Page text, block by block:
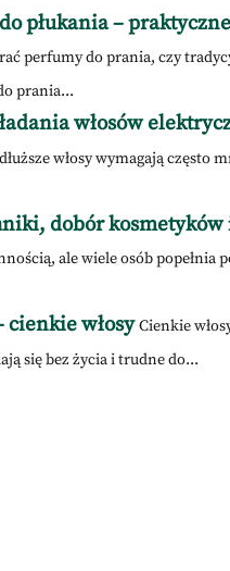
płukania –
perfumy do prania, czy
prania...
włosów
włosy wymagają często
dobór
ale wiele osób popełnia
cienkie włosy Cienkie
się bez życia i trudne do...